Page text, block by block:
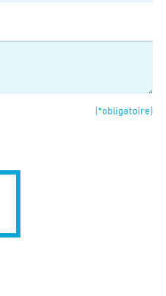
(*obligatoire)